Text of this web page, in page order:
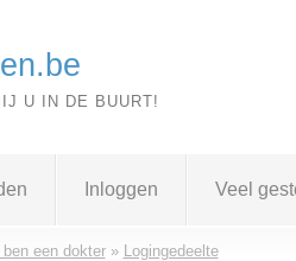
U IN DE BUURT!
Inloggen Veel
ben een dokter» Logingedeelte